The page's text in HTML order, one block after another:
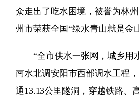
众走出了吃水困境，被誉为林
州市荣获全国“绿水青山就是金
“全市供水一张网，城乡用水
南水北调安阳市西部调水工程
通13.13公里隧洞，穿越铁路、